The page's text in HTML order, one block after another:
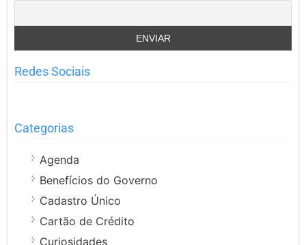
Redes Sociais
Categorias
Agenda
Benefícios do Governo
Cadastro Único
Cartão de Crédito
Curiosidades